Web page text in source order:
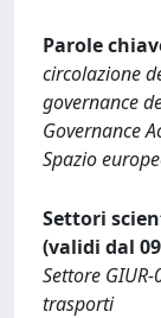
Parole
circolazione
governance
Governance
Spazio
Settori
(validi dal
Settore
trasporti